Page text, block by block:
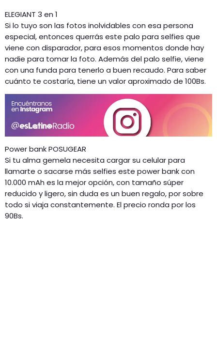
ELEGIANT 3 en 1
Si lo tuyo son las fotos inolvidables con esa persona
especial, entonces querrás este palo para selfies que
viene con disparador, para esos momentos donde hay
nadie para tomar la foto. Además del palo selfie, viene
con una funda para tenerlo a buen recaudo. Para saber
cuánto te costaría, tiene un valor aproximado de 100Bs.
Power bank POSUGEAR
Si tu alma gemela necesita cargar su celular para
llamarte o sacarse más selfies este power bank con
10.000 mAh es la mejor opción, con tamaño súper
reducido y ligero, sin duda es un buen regalo, por sobre
todo si viaja constantemente. El precio ronda por los
90Bs.